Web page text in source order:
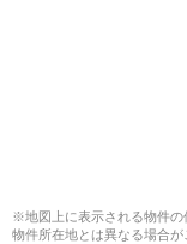
※地図上に表示される物件の
物件所在地とは異なる場合が